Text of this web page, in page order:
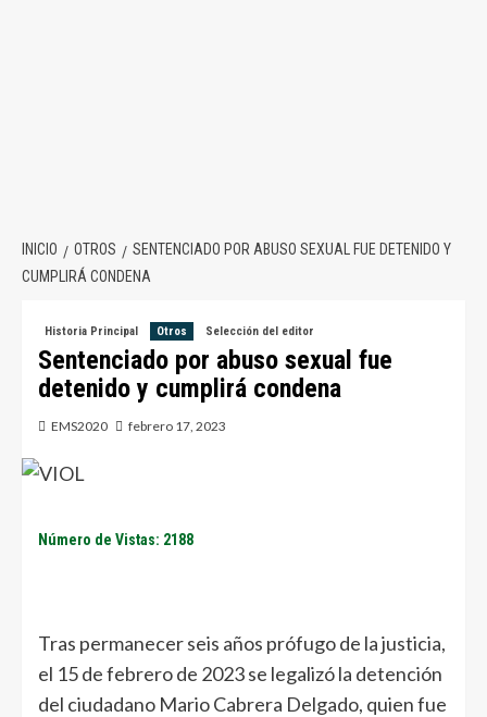
INICIO OTROS
SENTENCIADO POR ABUSO SEXUAL FUE DETENIDO Y
CUMPLIRÁ CONDENA
Historia Principal Otros Selección del editor
Sentenciado por abuso sexual fue
detenido y cumplirá condena
EMS2020 febrero 17, 2023
Número de Vistas: 2188
Tras permanecer seis años prófugo de la justicia,
el 15 de febrero de 2023 se legalizó la detención
del ciudadano Mario Cabrera Delgado, quien fue